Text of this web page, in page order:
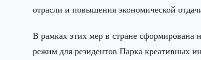
отрасли и повышения экономической
В рамках этих мер в стране сформирована
режим для резидентов Парка креативных